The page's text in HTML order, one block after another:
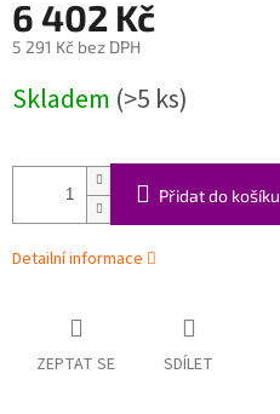
6 402 Kč
5 291 Kč bez DPH
cena:
Skladem (>5 ks)
Přidat do košíku
Detailní informace
ZEPTAT SE SDÍLET